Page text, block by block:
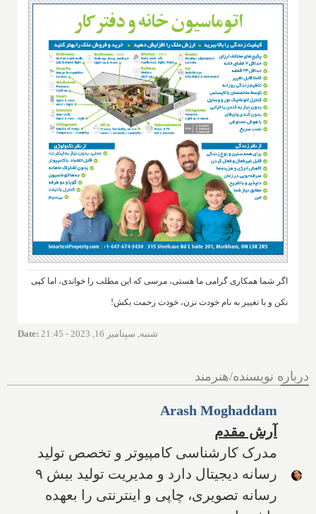
اگر شما همکاری گرامی ما هستی، مرسی که این مطلب را خواندی، اما کپی
نکن و با تغییر به نام خودت نزن، خودت زحمت بکش!
Date: شنبه, سپتامبر 16, 2023 - 21:45
درباره نویسنده/هنرمند
Arash Moghaddam
آرش مقدم
مدرک کارشناسی کامپیوتر و تخصص تولید
رسانه دیجیتال دارد و مدیریت تولید بیش ۹
رسانه تصویری، چاپی و اینترنتی را بعهده